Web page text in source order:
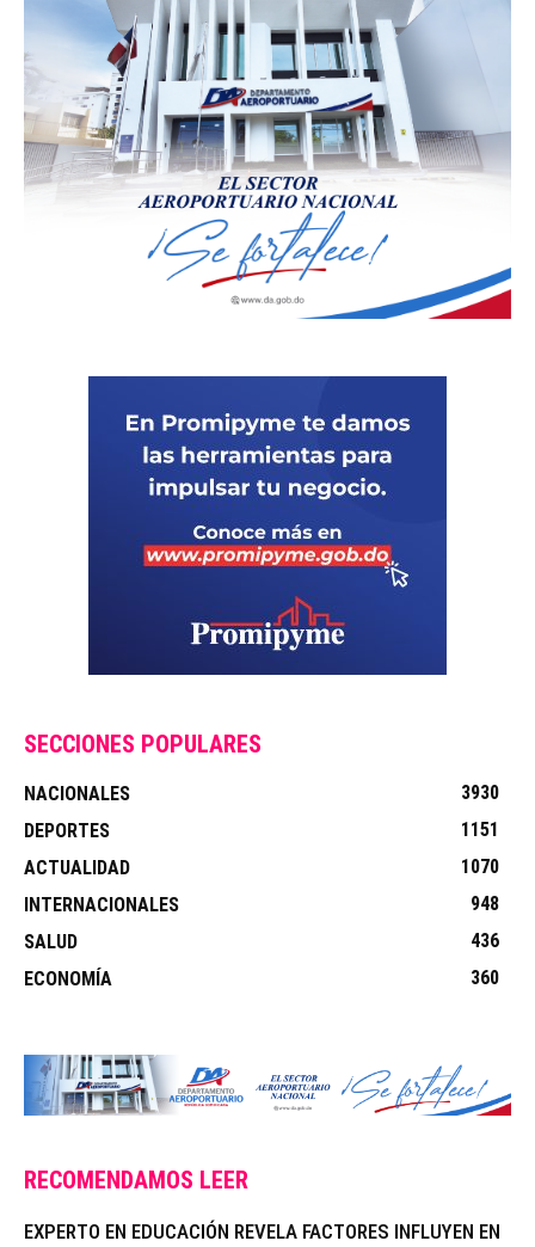
SECCIONES POPULARES
NACIONALES
3930
DEPORTES
1151
ACTUALIDAD
1070
INTERNACIONALES
948
SALUD
436
ECONOMÍA
360
RECOMENDAMOS LEER
EXPERTO EN EDUCACIÓN REVELA FACTORES INFLUYEN EN